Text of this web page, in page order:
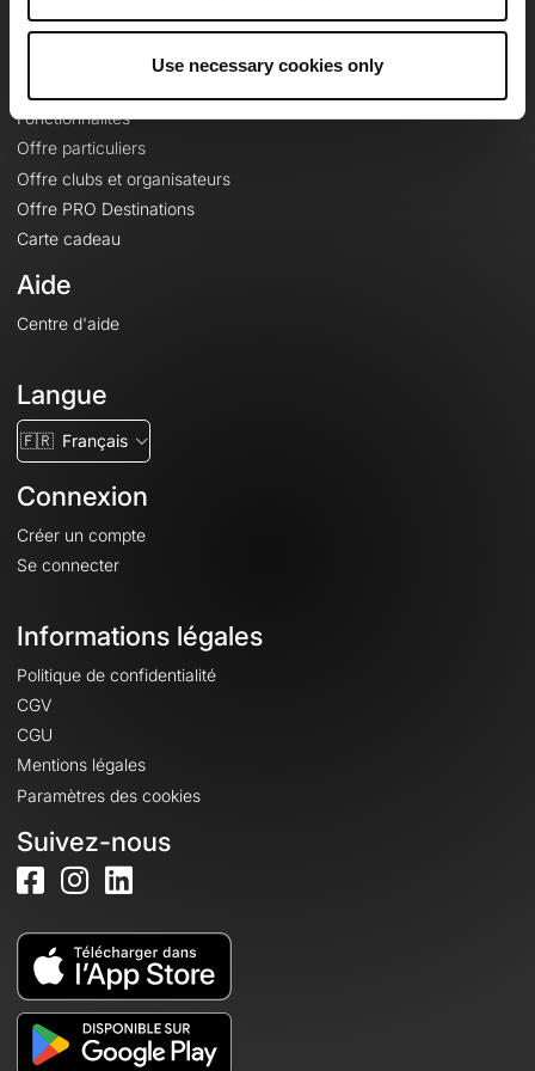
Use necessary cookies only
Fonctionnalités
Offre particuliers
Offre clubs et organisateurs
Offre PRO Destinations
Carte cadeau
Aide
Centre d'aide
Langue
🇫🇷 Français
Connexion
Créer un compte
Se connecter
Informations légales
Politique de confidentialité
CGV
CGU
Mentions légales
Paramètres des cookies
Suivez-nous